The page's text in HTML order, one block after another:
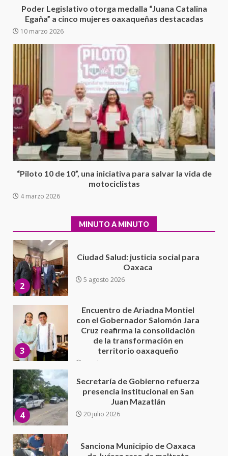
Poder Legislativo otorga medalla “Juana Catalina
Egaña” a cinco mujeres oaxaqueñas destacadas
10 marzo 2026
“Piloto 10 de 10”, una iniciativa para salvar la vida de
motociclistas
4 marzo 2026
MINUTO A MINUTO
6
presuntos delitos de
delincuencia organizada y
7
Sin paso carretera Oaxaca-
Cuacnopalan
26 junio 2026
1
Exhorta Poder Legislativo al
IEEPO y al Iocied a realizar una
evaluación técnica y estructural
integral de las instalaciones de la
Escuela Secundaria General
5 agosto 2026
5 agosto 2026
3
con el Gobernador Salomón Jara
Cruz reafirma la consolidación
de la transformación en
4
Secretaría de Gobierno refuerza
presencia institucional en San
Juan Mazatlán
20 julio 2026
5
Sanciona Municipio de Oaxaca
de Juárez caso de maltrato
animal tras denuncia ciudadana
16 julio 2026
California; FGR lo investiga por